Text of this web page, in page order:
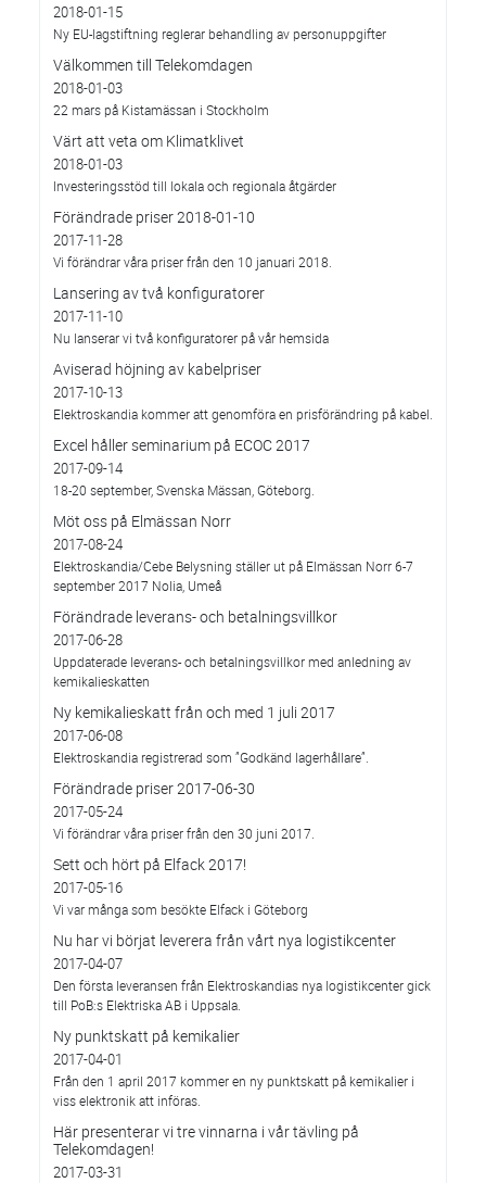
2018-01-15
Ny EU-lagstiftning reglerar behandling av personuppgifter
Välkommen till Telekomdagen
2018-01-03
22 mars på Kistamässan i Stockholm
Värt att veta om Klimatklivet
2018-01-03
Investeringsstöd till lokala och regionala åtgärder
Förändrade priser 2018-01-10
2017-11-28
Vi förändrar våra priser från den 10 januari 2018.
Lansering av två konfiguratorer
2017-11-10
Nu lanserar vi två konfiguratorer på vår hemsida
Aviserad höjning av kabelpriser
2017-10-13
Elektroskandia kommer att genomföra en prisförändring på kabel.
Excel håller seminarium på ECOC 2017
2017-09-14
18-20 september, Svenska Mässan, Göteborg.
Möt oss på Elmässan Norr
2017-08-24
Elektroskandia/Cebe Belysning ställer ut på Elmässan Norr 6-7
september 2017 Nolia, Umeå
Förändrade leverans- och betalningsvillkor
2017-06-28
Uppdaterade leverans- och betalningsvillkor med anledning av
kemikalieskatten
Ny kemikalieskatt från och med 1 juli 2017
2017-06-08
Elektroskandia registrerad som ”Godkänd lagerhållare”.
Förändrade priser 2017-06-30
2017-05-24
Vi förändrar våra priser från den 30 juni 2017.
Sett och hört på Elfack 2017!
2017-05-16
Vi var många som besökte Elfack i Göteborg
Nu har vi börjat leverera från vårt nya logistikcenter
2017-04-07
Den första leveransen från Elektroskandias nya logistikcenter gick
till PoB:s Elektriska AB i Uppsala.
Ny punktskatt på kemikalier
2017-04-01
Från den 1 april 2017 kommer en ny punktskatt på kemikalier i
viss elektronik att införas.
Här presenterar vi tre vinnarna i vår tävling på
Telekomdagen!
2017-03-31